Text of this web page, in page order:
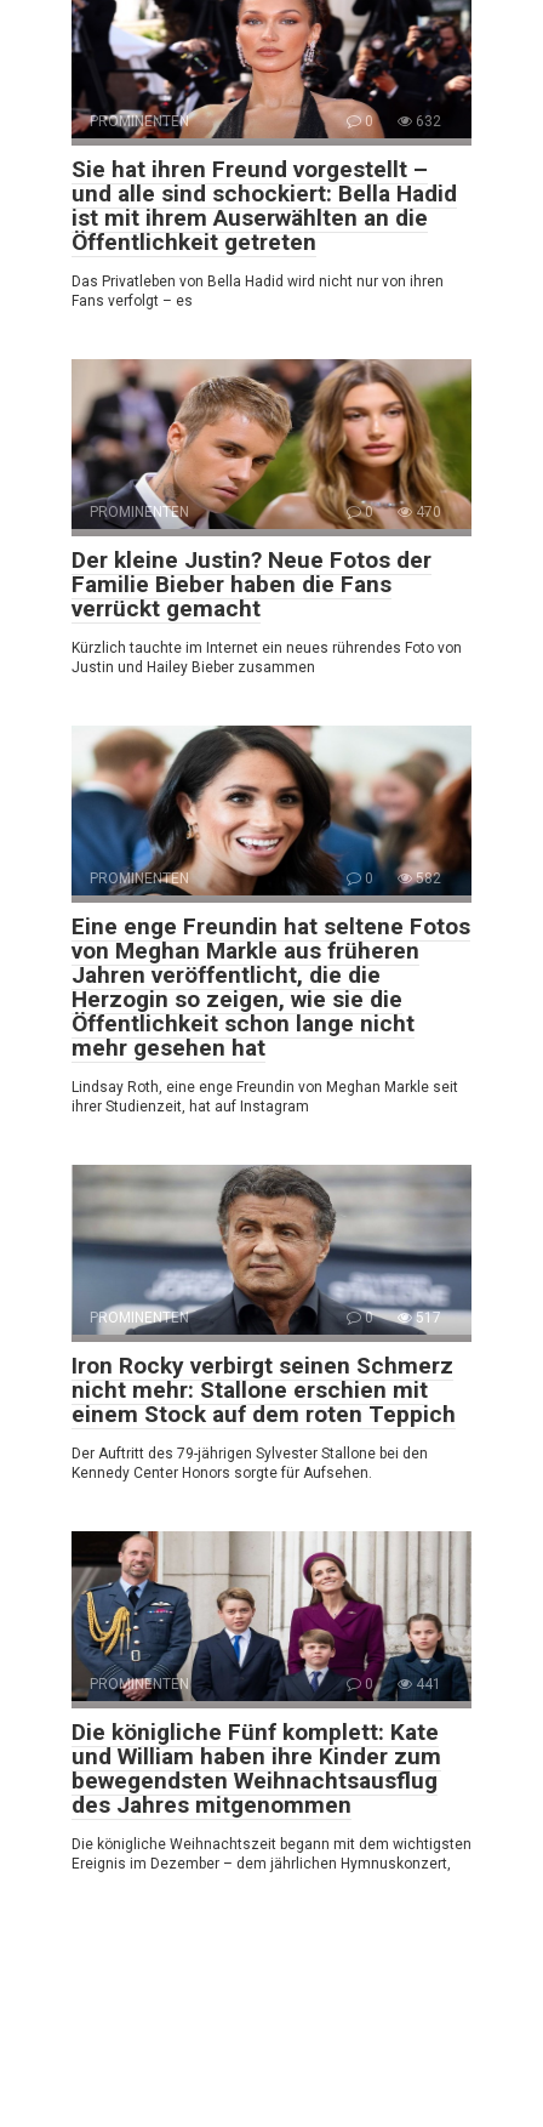
PROMINENTEN 0 632
Sie hat ihren Freund vorgestellt –
und alle sind schockiert: Bella Hadid
ist mit ihrem Auserwählten an die
Öffentlichkeit getreten
Das Privatleben von Bella Hadid wird nicht nur von ihren
Fans verfolgt – es
PROMINENTEN 0 470
Der kleine Justin? Neue Fotos der
Familie Bieber haben die Fans
verrückt gemacht
Kürzlich tauchte im Internet ein neues rührendes Foto von
Justin und Hailey Bieber zusammen
PROMINENTEN 0 582
Eine enge Freundin hat seltene Fotos
von Meghan Markle aus früheren
Jahren veröffentlicht, die die
Herzogin so zeigen, wie sie die
Öffentlichkeit schon lange nicht
mehr gesehen hat
Lindsay Roth, eine enge Freundin von Meghan Markle seit
ihrer Studienzeit, hat auf Instagram
PROMINENTEN 0 517
Iron Rocky verbirgt seinen Schmerz
nicht mehr: Stallone erschien mit
einem Stock auf dem roten Teppich
Der Auftritt des 79-jährigen Sylvester Stallone bei den
Kennedy Center Honors sorgte für Aufsehen.
PROMINENTEN 0 441
Die königliche Fünf komplett: Kate
und William haben ihre Kinder zum
bewegendsten Weihnachtsausflug
des Jahres mitgenommen
Die königliche Weihnachtszeit begann mit dem wichtigsten
Ereignis im Dezember – dem jährlichen Hymnuskonzert,